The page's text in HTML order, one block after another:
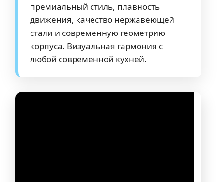
премиальный стиль, плавность
движения, качество нержавеющей
стали и современную геометрию
корпуса. Визуальная гармония с
любой современной кухней.